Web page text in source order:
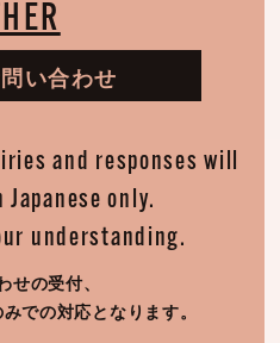
い合わせ
and responses will
only.
understanding.
せの受付、
での対応となります。